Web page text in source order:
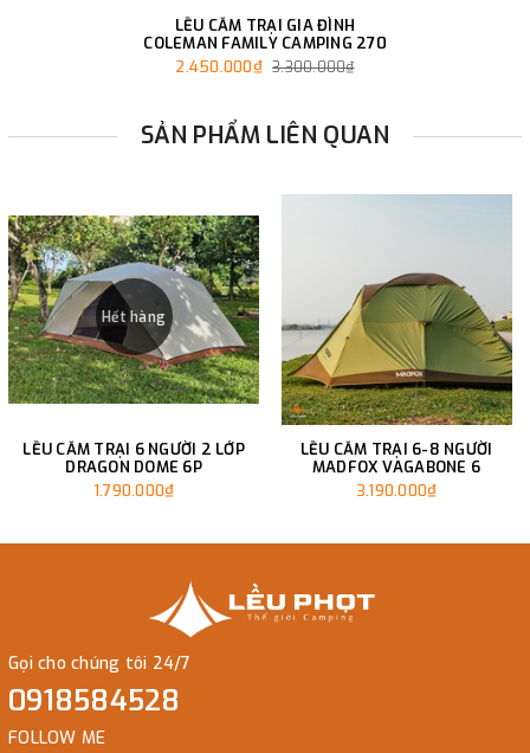
LỀU CẮM TRẠI GIA ĐÌNH
COLEMAN FAMILY CAMPING 270
2.450.000₫ 3.300.000₫
SẢN PHẨM LIÊN QUAN
Hết hàng
LỀU CẮM TRẠI 6 NGƯỜI 2 LỚP
DRAGON DOME 6P
1.790.000₫
LỀU CẮM TRẠI 6-8 NGƯỜI
MADFOX VAGABONE 6
3.190.000₫
Gọi cho chúng tôi 24/7
0918584528
FOLLOW ME